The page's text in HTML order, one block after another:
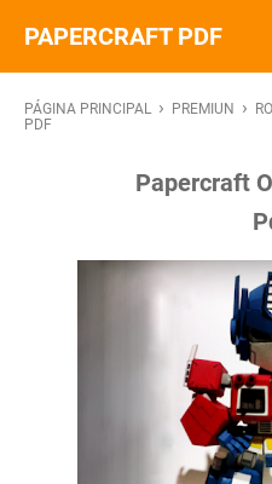
PAPERCRAFT PDF
PÁGINA PRINCIPAL › PREMIUN ›
PDF
Papercraft